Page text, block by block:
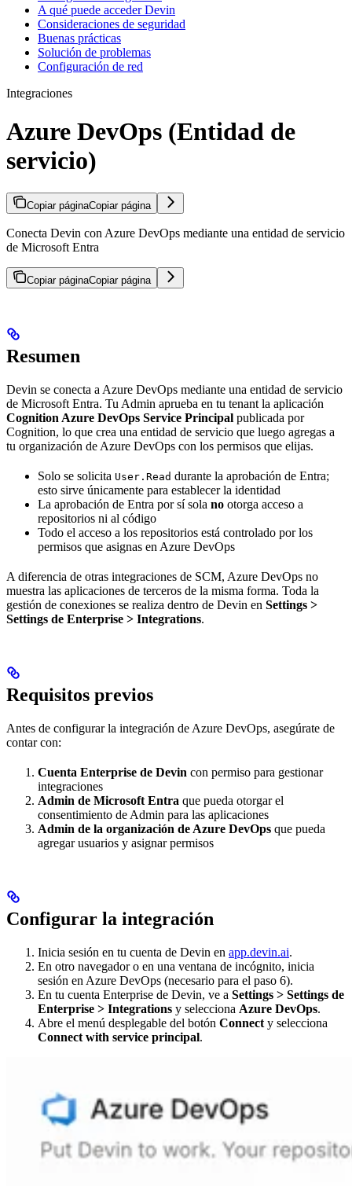
A qué puede acceder Devin
Consideraciones de seguridad
Buenas prácticas
Solución de problemas
Configuración de red
Integraciones
Azure DevOps (Entidad de
servicio)
Copiar páginaCopiar página
Conecta Devin con Azure DevOps mediante una entidad de servicio
de Microsoft Entra
Copiar páginaCopiar página
Resumen
Devin se conecta a Azure DevOps mediante una entidad de servicio
de Microsoft Entra. Tu Admin aprueba en tu tenant la aplicación
Cognition Azure DevOps Service Principal publicada por
Cognition, lo que crea una entidad de servicio que luego agregas a
tu organización de Azure DevOps con los permisos que elijas.
Solo se solicita User.Read durante la aprobación de Entra;
esto sirve únicamente para establecer la identidad
La aprobación de Entra por sí sola no otorga acceso a
repositorios ni al código
Todo el acceso a los repositorios está controlado por los
permisos que asignas en Azure DevOps
A diferencia de otras integraciones de SCM, Azure DevOps no
muestra las aplicaciones de terceros de la misma forma. Toda la
gestión de conexiones se realiza dentro de Devin en Settings >
Settings de Enterprise > Integrations.
Requisitos previos
Antes de configurar la integración de Azure DevOps, asegúrate de
contar con:
Cuenta Enterprise de Devin con permiso para gestionar
integraciones
Admin de Microsoft Entra que pueda otorgar el
consentimiento de Admin para las aplicaciones
Admin de la organización de Azure DevOps que pueda
agregar usuarios y asignar permisos
Configurar la integración
Inicia sesión en tu cuenta de Devin en app.devin.ai.
En otro navegador o en una ventana de incógnito, inicia
sesión en Azure DevOps (necesario para el paso 6).
En tu cuenta Enterprise de Devin, ve a Settings > Settings de
Enterprise > Integrations y selecciona Azure DevOps.
Abre el menú desplegable del botón Connect y selecciona
Connect with service principal.